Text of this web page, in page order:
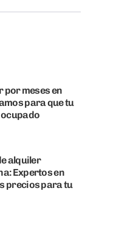
por meses en
para que tu
alquiler
Expertos en
precios para tu